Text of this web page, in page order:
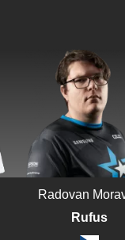
Radovan
Rufus